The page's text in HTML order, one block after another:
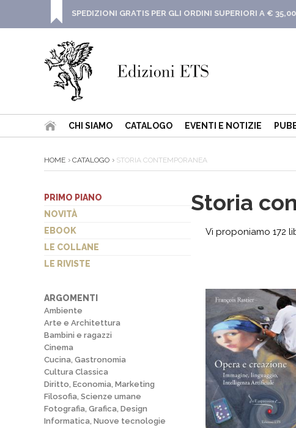
SPEDIZIONI GRATIS PER GLI ORDINI SUPERIORI A € 35,00
CHI SIAMO CATALOGO EVENTI E NOTIZIE
HOME CATALOGO STORIA CONTEMPORANEA
PRIMO PIANO
NOVITÀ
EBOOK
LE COLLANE
LE RIVISTE
ARGOMENTI
Ambiente
Arte e Architettura
Bambini e ragazzi
Cinema
Cucina, Gastronomia
Cultura Classica
Diritto, Economia, Marketing
Filosofia, Scienze umane
Fotografia, Grafica, Design
Informatica, Nuove tecnologie
Storia
Vi proponiamo 172